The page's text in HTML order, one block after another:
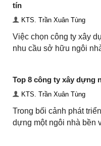
tín
KTS. Trần Xuân Tùng
Việc chọn công ty xây
nhu cầu sở hữu ngôi
Top 8 công ty xây dựng
KTS. Trần Xuân Tùng
Trong bối cảnh phát
dựng một ngôi nhà bền